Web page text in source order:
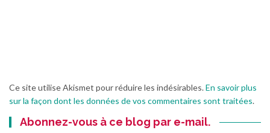
Ce site utilise Akismet pour réduire les indésirables.En savoir plus
sur la façon dont les données de vos commentaires sont traitées.
Abonnez-vous à ce blog par e-mail.